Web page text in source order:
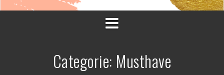
Categorie: Musthave